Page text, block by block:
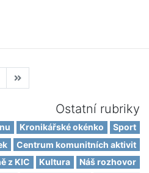
Ostatní rubriky
Kronikářské okénko
Sport
Centrum komunitních aktivit
z KIC Kultura
Náš rozhovor